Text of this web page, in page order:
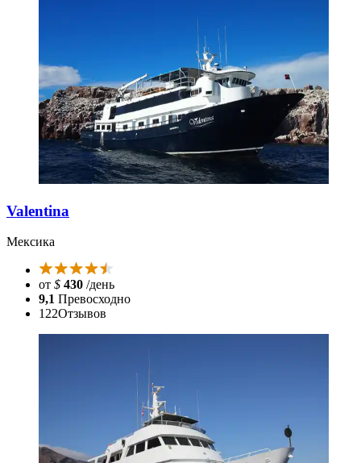
Valentina
Мексика
от $ 430 /день
9,1 Превосходно
122Отзывов